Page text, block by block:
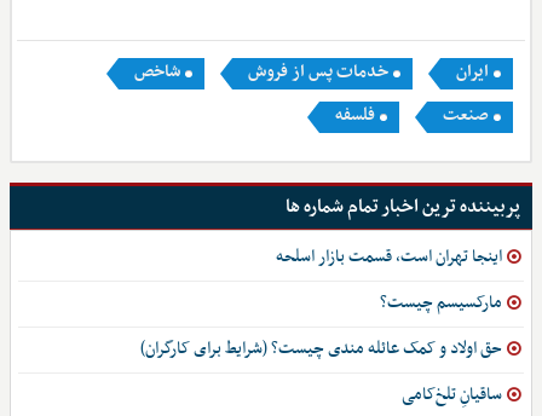
ایران خدمات پس از فروش
شاخص
صنعت
فلسفه
پربیننده ترین اخبار تمام شماره ها
اینجا تهران است، قسمت بازار اسلحه
مارکسیسم چیست؟
حق اولاد و کمک عائله مندی چیست؟ (شرایط برای کارگران)
ساقیانِ تلخ‌کامی